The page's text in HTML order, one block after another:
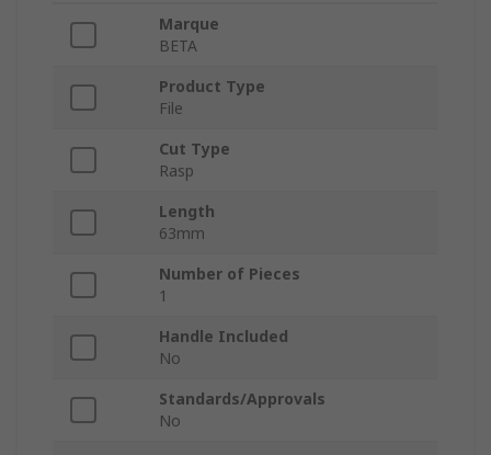
Marque
BETA
Product Type
File
Cut Type
Rasp
Length
63mm
Number of Pieces
1
Handle Included
No
Standards/Approvals
No